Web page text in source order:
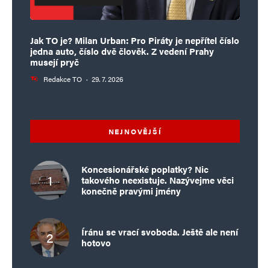
výkonného ředitele Antonína Jurigu. Ten
ani nevyslechla, ač o věci ví čtyři roky.
a halíci, mynářové, vertikála… ticho….
Robo
Antonín Juriga měl zrovna svátek a toto
musel zveřejnit seznam.cz zrovna na
jeho svátek, určitě mu pokazili krásný
den ve Španělsku, kde si užívá
nemovitosti a milionové odstupné.
Smutná reakce Graubnera a Balíka.
Jak TO je? Milan Urban: Pro Piráty je nepřítel číslo
jedna auto, číslo dvě člověk. Z vedení Prahy
musejí pryč
Redakce TO · 29. 7. 2026
NEJNOVĚJŠÍ
Koncesionářské poplatky? Nic
takového neexistuje. Nazývejme věci
konečně pravými jmény
Íránu se vrací svoboda. Ještě ale není
hotovo